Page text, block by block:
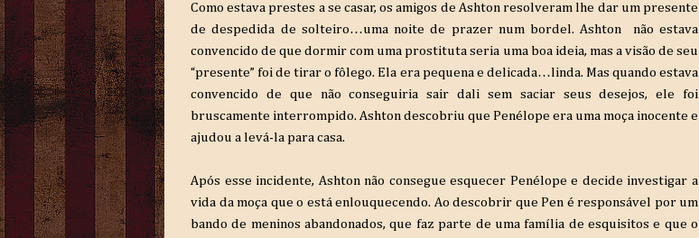
Como estava prestes a se casar, os amigos de Ashton resolveram lhe dar um presente
de despedida de solteiro…uma noite de prazer num bordel. Ashton não estava
convencido de que dormir com uma prostituta seria uma boa ideia, mas a visão de seu
“presente” foi de tirar o fôlego. Ela era pequena e delicada…linda. Mas quando estava
convencido de que não conseguiria sair dali sem saciar seus desejos, ele foi
bruscamente interrompido. Ashton descobriu que Penélope era uma moça inocente e
ajudou a levá-la para casa.
Após esse incidente, Ashton não consegue esquecer Penélope e decide investigar a
vida da moça que o está enlouquecendo. Ao descobrir que Pen é responsável por um
bando de meninos abandonados, que faz parte de uma família de esquisitos e que o